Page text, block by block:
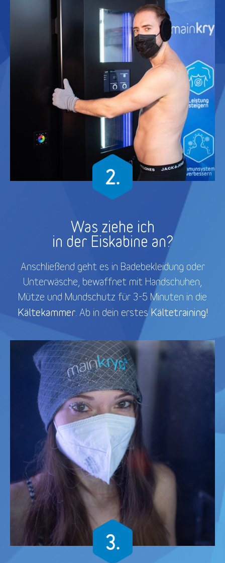
Was ziehe ich
in der Eiskabine an?
Anschließend geht es in Badebekleidung oder
Unterwäsche, bewaffnet mit Handschuhen,
Mütze und Mundschutz für 3-5 Minuten in die
Kältekammer. Ab in dein erstesKältetraining!